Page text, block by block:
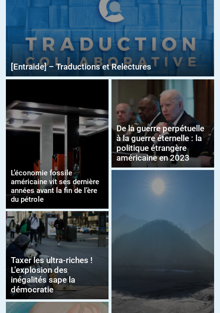
[Entraide] – Traductions et Relectures
L’économie fossile
américaine vit ses dernière
années avant la fin de l’ère
du pétrole
Taxer les ultra-riches !
L’explosion des
inégalités sape la
démocratie
De la guerre perpétuelle
à la guerre éternelle : la
politique étrangère
américaine en 2023